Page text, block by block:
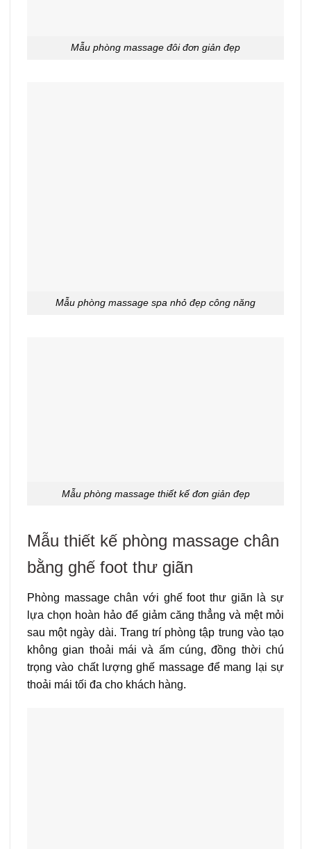
Mẫu phòng massage đôi đơn giản đẹp
Mẫu phòng massage spa nhỏ đẹp công năng
Mẫu phòng massage thiết kế đơn giản đẹp
Mẫu thiết kế phòng massage chân
bằng ghế foot thư giãn
Phòng massage chân với ghế foot thư giãn là sự
lựa chọn hoàn hảo để giảm căng thẳng và mệt mỏi
sau một ngày dài. Trang trí phòng tập trung vào tạo
không gian thoải mái và ấm cúng, đồng thời chú
trọng vào chất lượng ghế massage để mang lại sự
thoải mái tối đa cho khách hàng.